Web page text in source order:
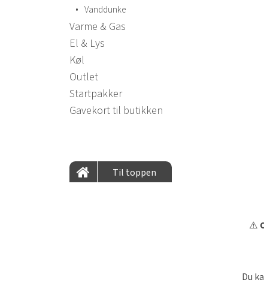
• Vanddunke
Varme & Gas
El & Lys
Køl
Outlet
Startpakker
Gavekort til butikken
Til toppen
⚠️
Du